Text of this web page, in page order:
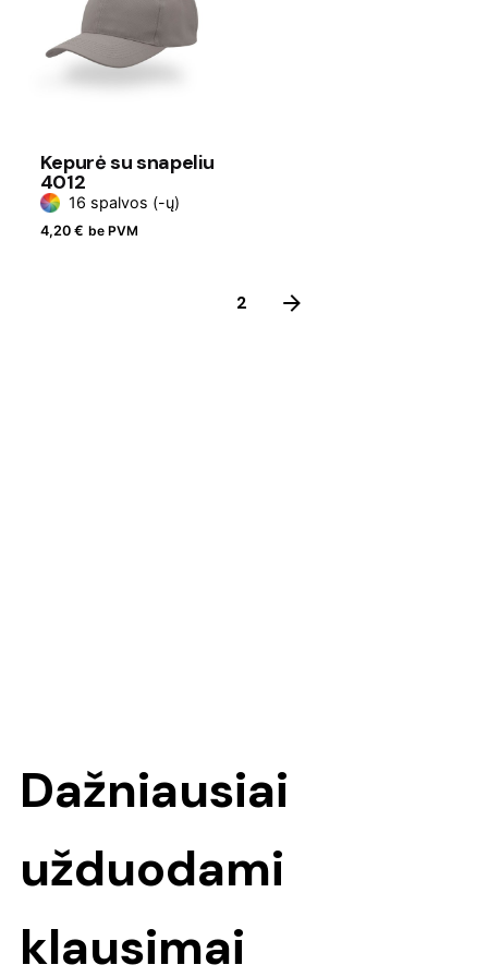
Kepurė su snapeliu
4012
16 spalvos (-ų)
4,20 € be PVM
2
Dažniausiai
užduodami
klausimai